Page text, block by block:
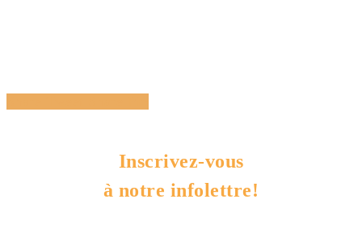
Inscrivez-vous
à notre infolettre!